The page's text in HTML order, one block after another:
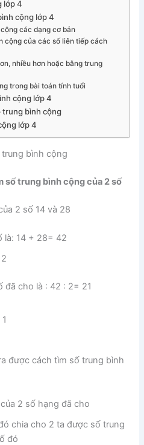
lớp 4
cộng lớp 4
các dạng cơ bản
cộng của các số liên tiếp cách
nhiều hơn hoặc bằng trung
trong bài toán tính tuổi
cộng lớp 4
trung bình cộng
lớp 4
bình cộng
số trung bình cộng của 2 số
2 số 14 và 28
là: 14 + 28= 42
đã cho là : 42 : 2= 21
được cách tìm số trung bình
2 số hạng đã cho
chia cho 2 ta được số trung
đó